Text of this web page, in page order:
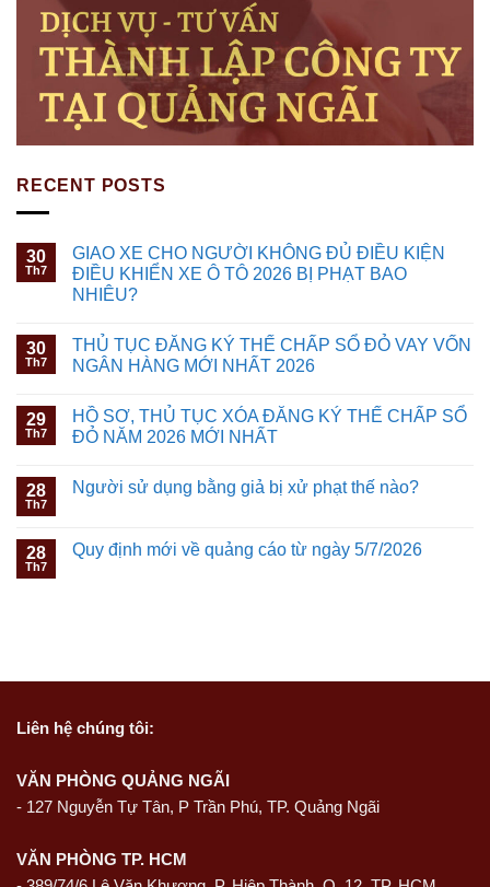
RECENT POSTS
30
Th7
GIAO XE CHO NGƯỜI KHÔNG ĐỦ ĐIỀU KIỆN
ĐIỀU KHIỂN XE Ô TÔ 2026 BỊ PHẠT BAO
NHIÊU?
30
Th7
THỦ TỤC ĐĂNG KÝ THẾ CHẤP SỔ ĐỎ VAY VỐN
NGÂN HÀNG MỚI NHẤT 2026
29
Th7
HỒ SƠ, THỦ TỤC XÓA ĐĂNG KÝ THẾ CHẤP SỔ
ĐỎ NĂM 2026 MỚI NHẤT
28
Th7
Người sử dụng bằng giả bị xử phạt thế nào?
28
Th7
Quy định mới về quảng cáo từ ngày 5/7/2026
Liên hệ chúng tôi:
VĂN PHÒNG QUẢNG NGÃI
- 127 Nguyễn Tự Tân, P Trần Phú, TP. Quảng Ngãi
VĂN PHÒNG TP. HCM